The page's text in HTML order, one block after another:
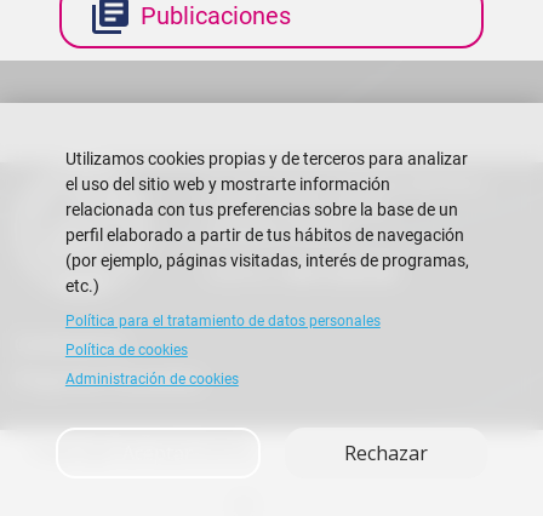
Publicaciones
Escuela Superior Politécnica del Litoral
Campus Gustavo Galindo
Guayaquil - Ecuador
Teléfono:+593-4 2269 269
Contáctanos
Preguntas Frecuentes
Utilizamos cookies propias y de terceros para analizar
el uso del sitio web y mostrarte información
relacionada con tus preferencias sobre la base de un
perfil elaborado a partir de tus hábitos de navegación
(por ejemplo, páginas visitadas, interés de programas,
etc.)
Política para el tratamiento de datos personales
Política de cookies
Administración de cookies
Rechazar